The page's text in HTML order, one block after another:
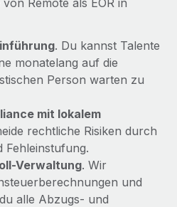
. Du kannst Talente
monatelang auf die
Person warten zu
mit lokalem
rechtliche Risiken durch
Fehleinstufung.
Verwaltung. Wir
und
alle Abzugs- und